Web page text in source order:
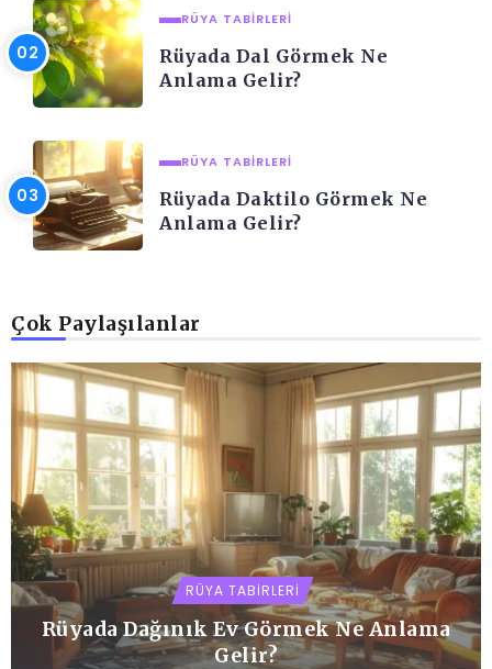
RÜYA TABIRLERI
Rüyada Dal Görmek Ne
Anlama Gelir?
RÜYA TABIRLERI
Rüyada Daktilo Görmek Ne
Anlama Gelir?
Çok Paylaşılanlar
RÜYA TABIRLERI
Rüyada Dağınık Ev Görmek Ne Anlama
Gelir?